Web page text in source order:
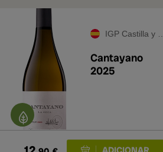
IGP Castilla y León
Cantayano
2025